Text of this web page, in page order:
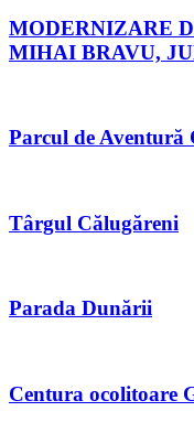
MODERNIZARE
MIHAI BRAVU,
Parcul de Aventură
Târgul Călugăreni
Parada Dunării
Centura ocolitoare